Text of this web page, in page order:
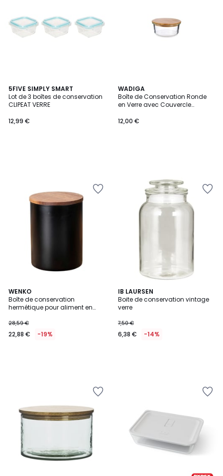
5FIVE SIMPLY SMART
Lot de 3 boîtes de conservation
CLIPEAT VERRE
12,99 €
WADIGA
Boîte de Conservation Ronde
en Verre avec Couvercle
12,00 €
WENKO
Boîte de conservation
hermétique pour aliment en
28,59 €
22,88 € -19%
IB LAURSEN
Boite de conservation vintage
verre
7,50 €
6,38 € -14%